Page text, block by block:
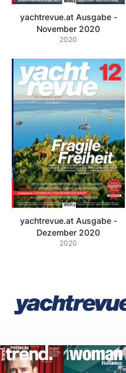
yachtrevue.at Ausgabe -
November 2020
2020
yachtrevue.at Ausgabe -
Dezember 2020
2020